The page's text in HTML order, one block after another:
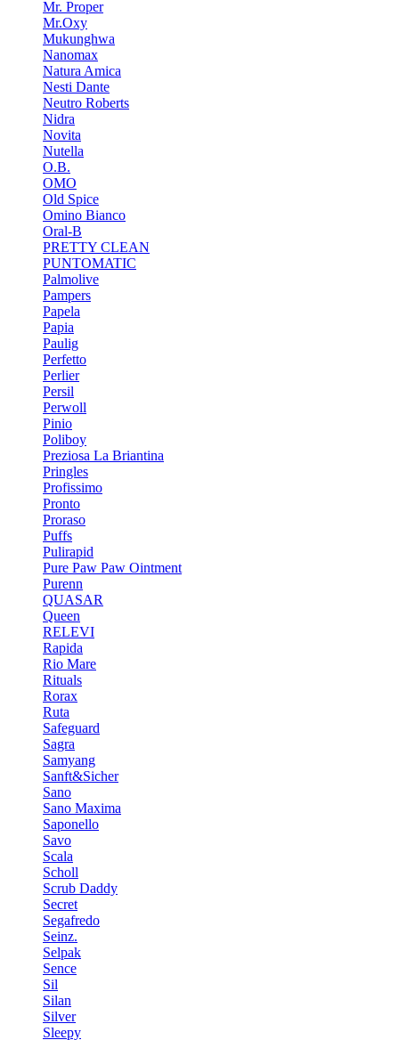
Mr. Proper
Mr.Oxy
Mukunghwa
Nanomax
Natura Amica
Nesti Dante
Neutro Roberts
Nidra
Novita
Nutella
O.B.
OMO
Old Spice
Omino Bianco
Oral-B
PRETTY CLEAN
PUNTOMATIC
Palmolive
Pampers
Papela
Papia
Paulig
Perfetto
Perlier
Persil
Perwoll
Pinio
Poliboy
Preziosa La Briantina
Pringles
Profissimo
Pronto
Proraso
Puffs
Pulirapid
Pure Paw Paw Ointment
Purenn
QUASAR
Queen
RELEVI
Rapida
Rio Mare
Rituals
Rorax
Ruta
Safeguard
Sagra
Samyang
Sanft&Sicher
Sano
Sano Maxima
Saponello
Savo
Scala
Scholl
Scrub Daddy
Secret
Segafredo
Seinz.
Selpak
Sence
Sil
Silan
Silver
Sleepy